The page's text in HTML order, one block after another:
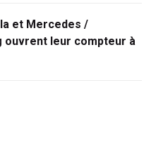
et Mercedes /
ouvrent leur compteur à